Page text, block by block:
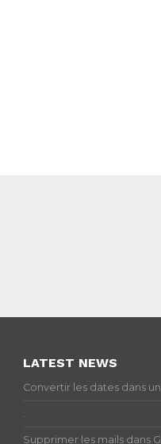
LATEST NEWS
Convertir les dates dans
.
Supprimer les mails dans